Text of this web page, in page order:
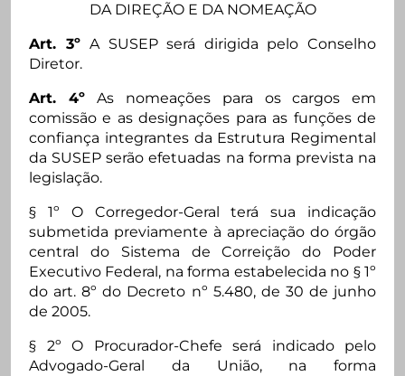
DA DIREÇÃO E DA NOMEAÇÃO
Art. 3ºA SUSEP será dirigida pelo Conselho
Diretor.
Art. 4ºAs nomeações para os cargos em
comissão e as designações para as funções de
confiança integrantes da Estrutura Regimental
da SUSEP serão efetuadas na forma prevista na
legislação.
§ 1º O Corregedor-Geral terá sua indicação
submetida previamente à apreciação do órgão
central do Sistema de Correição do Poder
Executivo Federal, na forma estabelecida no § 1º
do art. 8º do Decreto nº 5.480, de 30 de junho
de 2005.
§ 2º O Procurador-Chefe será indicado pelo
Advogado-Geral da União, na forma